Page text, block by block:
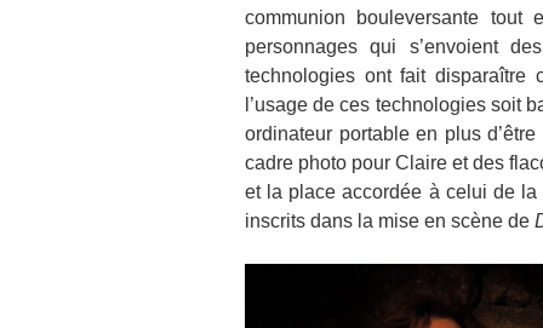
communion bouleversante tout
personnages qui s’envoient
technologies ont fait disparaître
l’usage de ces technologies soit
ordinateur portable en plus
cadre photo pour Claire et des
et la place accordée à celui de
inscrits dans la mise en scène de